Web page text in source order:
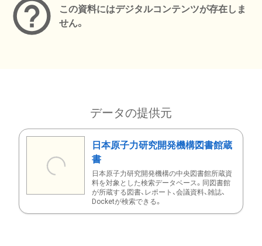
この資料にはデジタルコンテンツが存在しま
せん。
データの提供元
日本原子力研究開発機構図書館蔵
書
日本原子力研究開発機構の中央図書館所蔵資
料を対象とした検索データベース。同図書館
が所蔵する図書、レポート、会議資料、雑誌、
Docketが検索できる。